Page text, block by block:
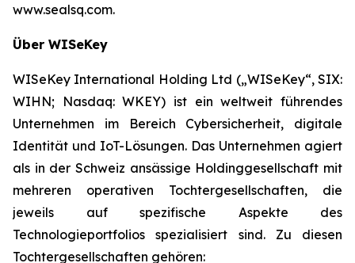
www.sealsq.com.
Über WISeKey
WISeKey International Holding Ltd („WISeKey“, SIX:
WIHN; Nasdaq: WKEY) ist ein weltweit führendes
Unternehmen im Bereich Cybersicherheit, digitale
Identität und IoT-Lösungen. Das Unternehmen agiert
als in der Schweiz ansässige Holdinggesellschaft mit
mehreren operativen Tochtergesellschaften, die
jeweils auf spezifische Aspekte des
Technologieportfolios spezialisiert sind. Zu diesen
Tochtergesellschaften gehören: